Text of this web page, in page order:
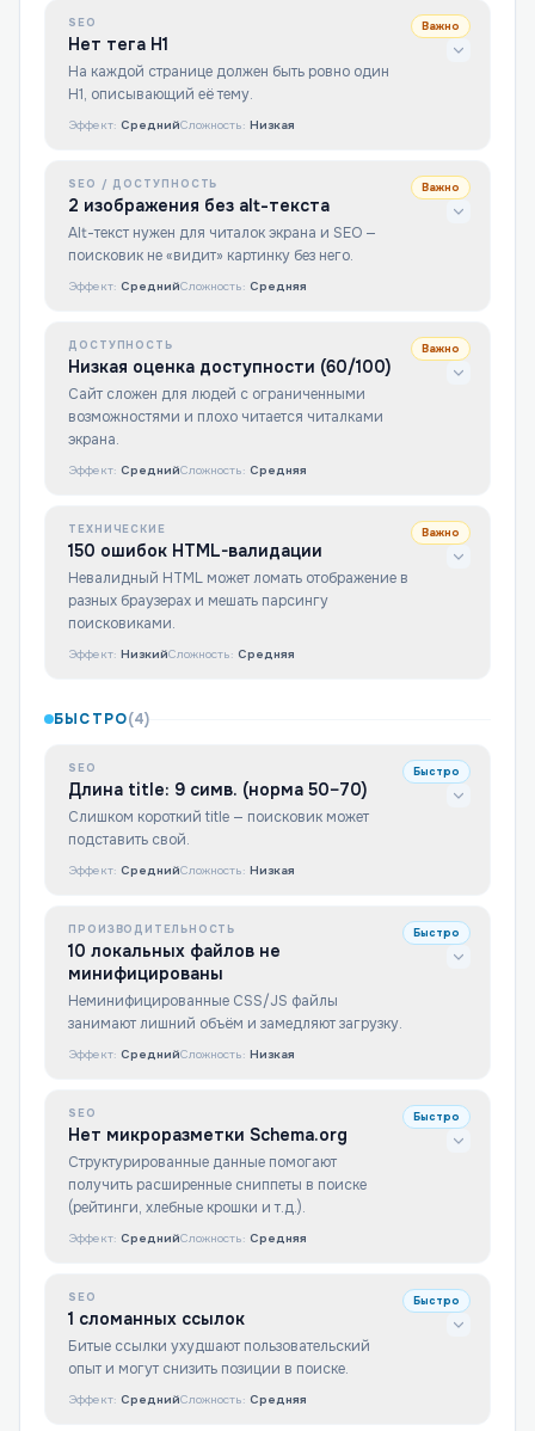
SEO
Нет тега H1
На каждой странице должен быть ровно один
H1, описывающий её тему.
Важно
Эффект: СреднийСложность: Низкая
SEO / ДОСТУПНОСТЬ
2 изображения без alt-текста
Alt-текст нужен для читалок экрана и SEO —
поисковик не «видит» картинку без него.
Важно
Эффект: СреднийСложность: Средняя
ДОСТУПНОСТЬ
Низкая оценка доступности (60/100)
Сайт сложен для людей с ограниченными
возможностями и плохо читается читалками
экрана.
Важно
Эффект: СреднийСложность: Средняя
ТЕХНИЧЕСКИЕ
150 ошибок HTML-валидации
Невалидный HTML может ломать отображение в
разных браузерах и мешать парсингу
поисковиками.
Важно
Эффект: НизкийСложность: Средняя
БЫСТРО(4)
SEO
Длина title: 9 симв. (норма 50–70)
Слишком короткий title — поисковик может
подставить свой.
Быстро
Эффект: СреднийСложность: Низкая
ПРОИЗВОДИТЕЛЬНОСТЬ
10 локальных файлов не
минифицированы
Неминифицированные CSS/JS файлы
занимают лишний объём и замедляют загрузку.
Быстро
Эффект: СреднийСложность: Низкая
SEO
Нет микроразметки Schema.org
Структурированные данные помогают
получить расширенные сниппеты в поиске
(рейтинги, хлебные крошки и т.д.).
Быстро
Эффект: СреднийСложность: Средняя
SEO
1 сломанных ссылок
Битые ссылки ухудшают пользовательский
опыт и могут снизить позиции в поиске.
Быстро
Эффект: СреднийСложность: Средняя